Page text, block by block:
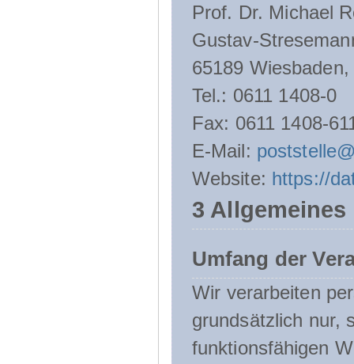
Prof. Dr. Michael
Gustav-
65189
Tel.: 0611 1408-0
Fax: 0611 1408-
E-Mail:
Website: https://
3
Umfang der
Wir verarbeiten
grundsätzlich nur,
funktionsfähigen